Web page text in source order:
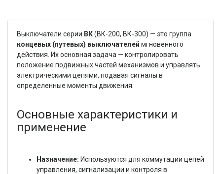
Выключатели серии ВК(ВК-200, ВК-300) — это группа
концевых (путевых) выключателей мгновенного
действия. Их основная задача — контролировать
положение подвижных частей механизмов и управлять
электрическими цепями, подавая сигналы в
определенные моменты движения.
Основные характеристики и
применение
Назначение: Используются для коммутации цепей
управления, сигнализации и контроля в